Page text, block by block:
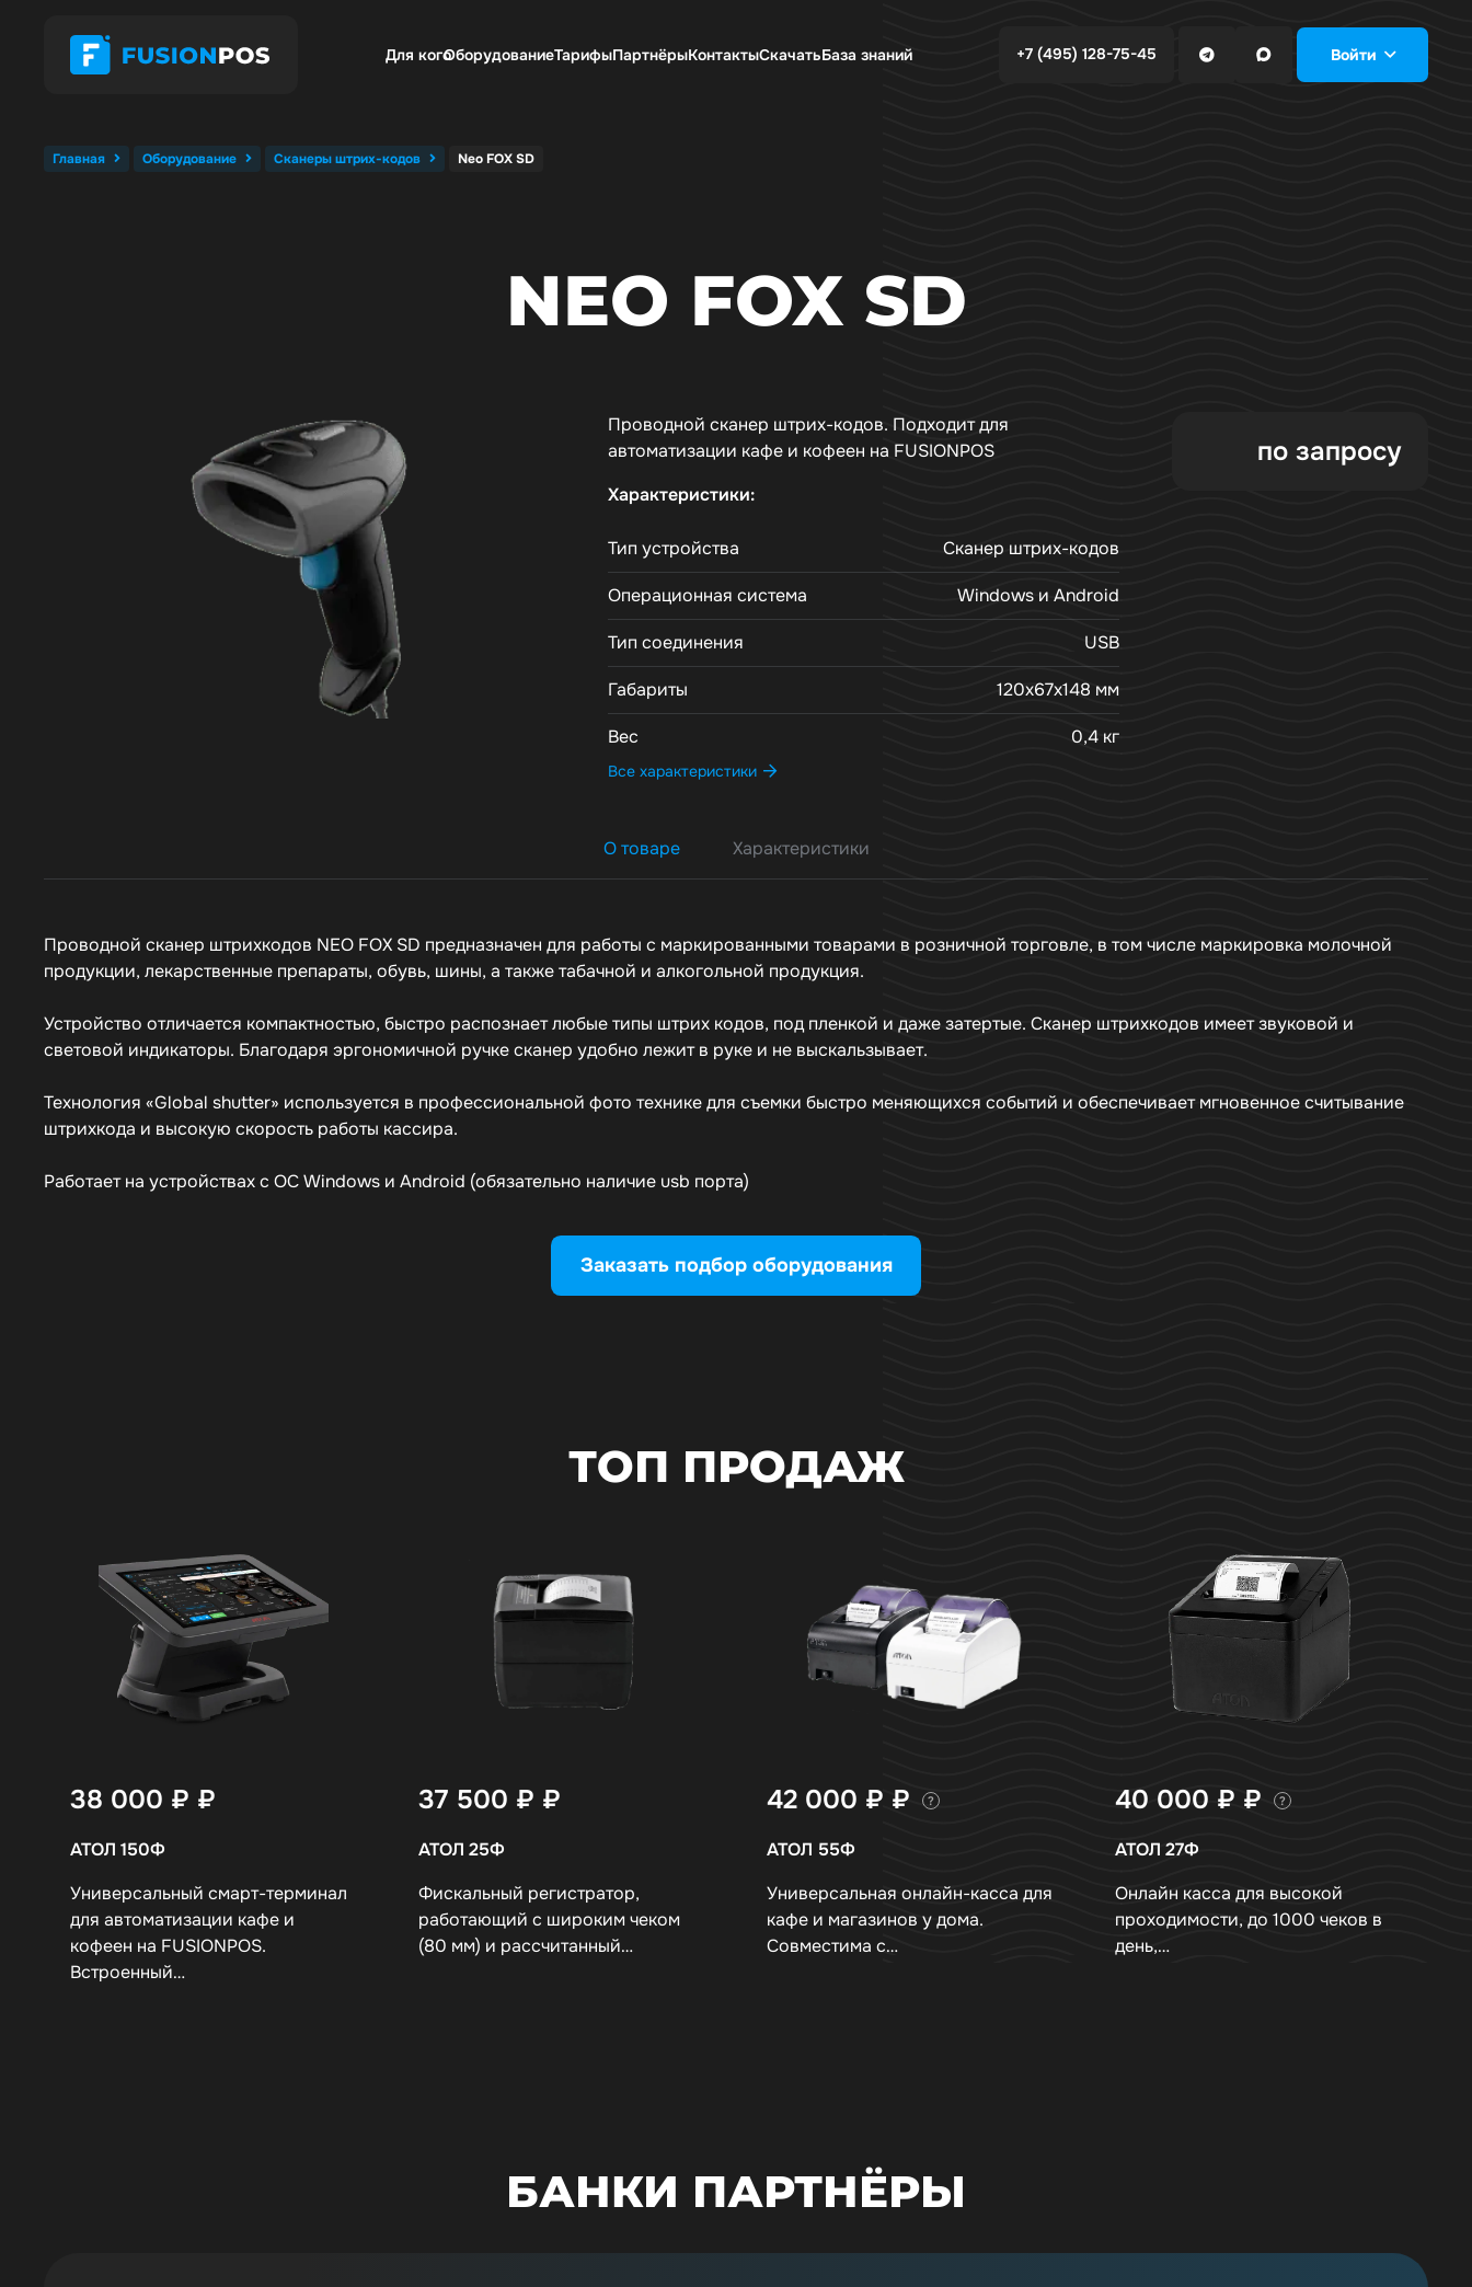
Для когоОборудованиеТарифыПартнёрыКонтактыСкачатьБаза знаний +7 (495) 128-75-45 Войти
Главная Оборудование Сканеры штрих-кодов Neo FOX SD
NEO FOX SD
Проводной сканер штрих-кодов. Подходит для
автоматизации кафе и кофеен на FUSIONPOS
Характеристики:
Тип устройства Сканер штрих-кодов
Операционная система Windows и Android
Тип соединения USB
Габариты 120x67x148 мм
Вес 0,4 кг
Все характеристики
по запросу
О товаре Характеристики
Проводной сканер штрихкодов NEO FOX SD предназначен для работы с маркированными товарами в розничной торговле, в том числе маркировка молочной
продукции, лекарственные препараты, обувь, шины, а также табачной и алкогольной продукция.
Устройство отличается компактностью, быстро распознает любые типы штрих кодов, под пленкой и даже затертые. Сканер штрихкодов имеет звуковой и
световой индикаторы. Благодаря эргономичной ручке сканер удобно лежит в руке и не выскальзывает.
Технология «Global shutter» используется в профессиональной фото технике для съемки быстро меняющихся событий и обеспечивает мгновенное считывание
штрихкода и высокую скорость работы кассира.
Работает на устройствах с ОС Windows и Android (обязательно наличие usb порта)
Заказать подбор оборудования
ТОП ПРОДАЖ
38 000 ₽ ₽
АТОЛ 150Ф
Универсальный смарт-терминал
для автоматизации кафе и
кофеен на FUSIONPOS.
Встроенный…
37 500 ₽ ₽
АТОЛ 25Ф
Фискальный регистратор,
работающий с широким чеком
(80 мм) и рассчитанный…
42 000 ₽ ₽ ?
АТОЛ 55Ф
Универсальная онлайн-касса для
кафе и магазинов у дома.
Совместима с…
40 000 ₽ ₽ ?
АТОЛ 27Ф
Онлайн касса для высокой
проходимости, до 1000 чеков в
день,…
БАНКИ ПАРТНЁРЫ